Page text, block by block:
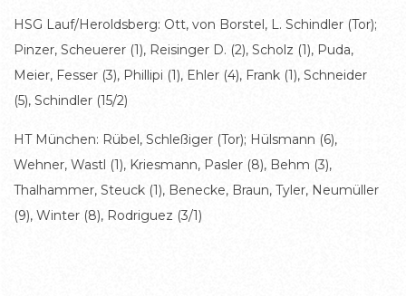
HSG Lauf/Heroldsberg: Ott, von Borstel, L. Schindler (Tor);
Pinzer, Scheuerer (1), Reisinger D. (2), Scholz (1), Puda,
Meier, Fesser (3), Phillipi (1), Ehler (4), Frank (1), Schneider
(5), Schindler (15/2)
HT München: Rübel, Schleßiger (Tor); Hülsmann (6),
Wehner, Wastl (1), Kriesmann, Pasler (8), Behm (3),
Thalhammer, Steuck (1), Benecke, Braun, Tyler, Neumüller
(9), Winter (8), Rodriguez (3/1)